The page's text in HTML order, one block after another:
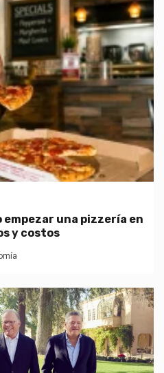
empezar una pizzería en
y costos